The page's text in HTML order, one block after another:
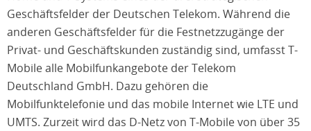
Geschäftsfelder der Deutschen Telekom. Während die
anderen Geschäftsfelder für die Festnetzzugänge der
Privat- und Geschäftskunden zuständig sind, umfasst T-
Mobile alle Mobilfunkangebote der Telekom
Deutschland GmbH. Dazu gehören die
Mobilfunktelefonie und das mobile Internet wie LTE und
UMTS. Zurzeit wird das D-Netz von T-Mobile von über 35